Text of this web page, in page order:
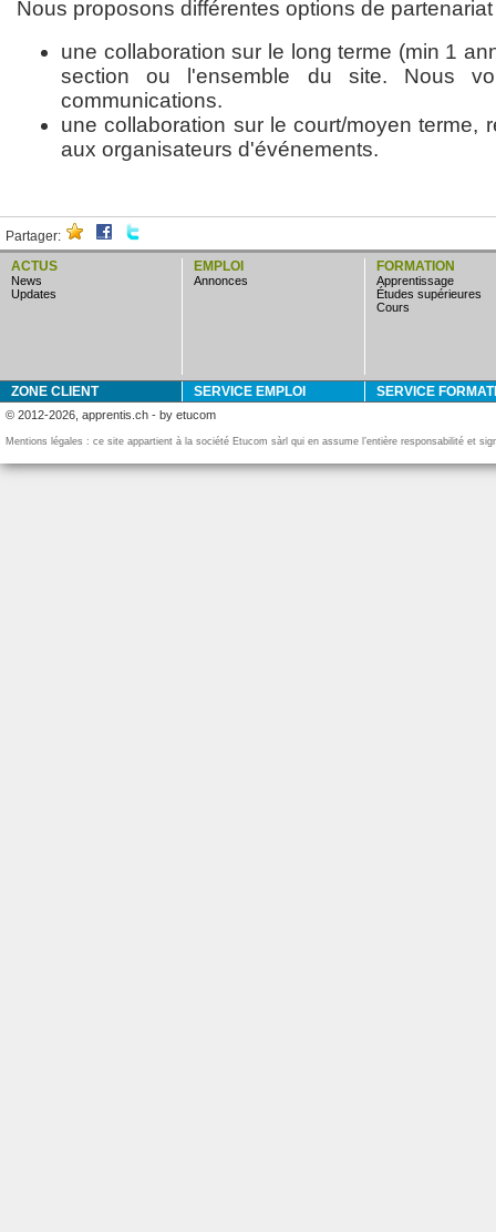
Nous proposons différentes options de partenariat
une collaboration sur le long terme (min 1
section ou l'ensemble du site. Nous
communications.
une collaboration sur le court/moyen terme,
aux organisateurs d'événements.
Partager:
ACTUS
news
updates
EMPLOI
annonces
FORMATION
apprentissage
études supérieures
cours
ZONE CLIENT SERVICE EMPLOI SERVICE
© 2012-2026, apprentis.ch - by etucom
Mentions légales : ce site appartient à la société Etucom sàrl qui en assume l’entière responsabilité et